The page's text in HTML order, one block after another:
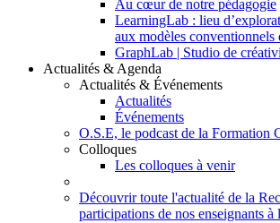
Au cœur de notre pédagogie
LearningLab : lieu
aux modèles conventionnels
GraphLab | Studio de
Actualités & Agenda
Actualités & Événements
Actualités
Événements
O.S.E, le podcast de la Formation
Colloques
Les colloques à venir
Découvrir toute l'actualité de la
participations de nos enseignants à